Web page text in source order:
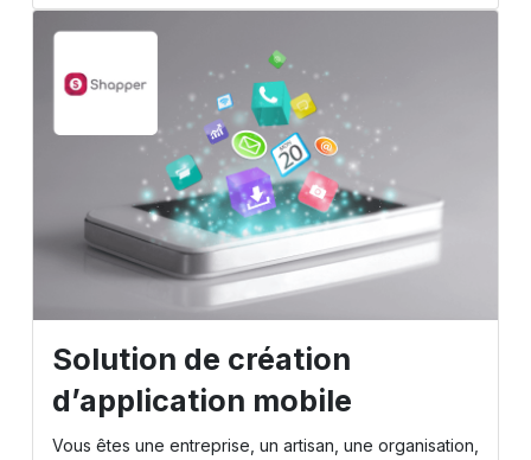
Solution de création
d’application mobile
Vous êtes une entreprise, un artisan, une organisation,